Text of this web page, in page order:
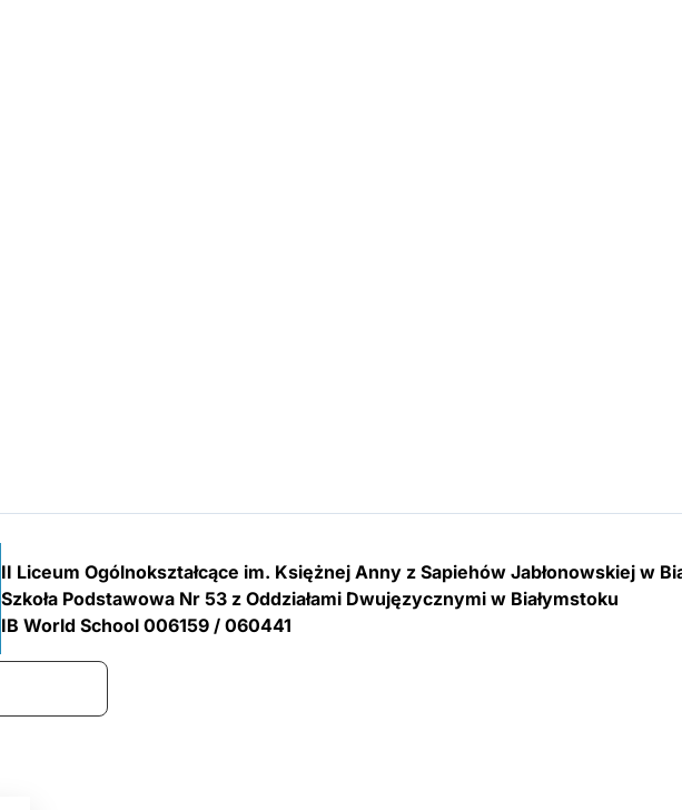
II Liceum Ogólnokształcące im. Księżnej Anny z Sapiehów Jabłonowskiej w
Szkoła Podstawowa Nr 53 z Oddziałami Dwujęzycznymi w Białymstoku
IB World School 006159 / 060441